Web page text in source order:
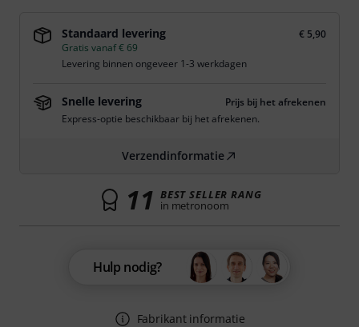
Standaard levering
€ 5,90
Gratis vanaf € 69
Levering binnen ongeveer 1-3 werkdagen
Snelle levering
Prijs bij het afrekenen
Express-optie beschikbaar bij het afrekenen.
Verzendinformatie
11 BEST SELLER RANG
in metronoom
Hulp nodig?
Fabrikant informatie